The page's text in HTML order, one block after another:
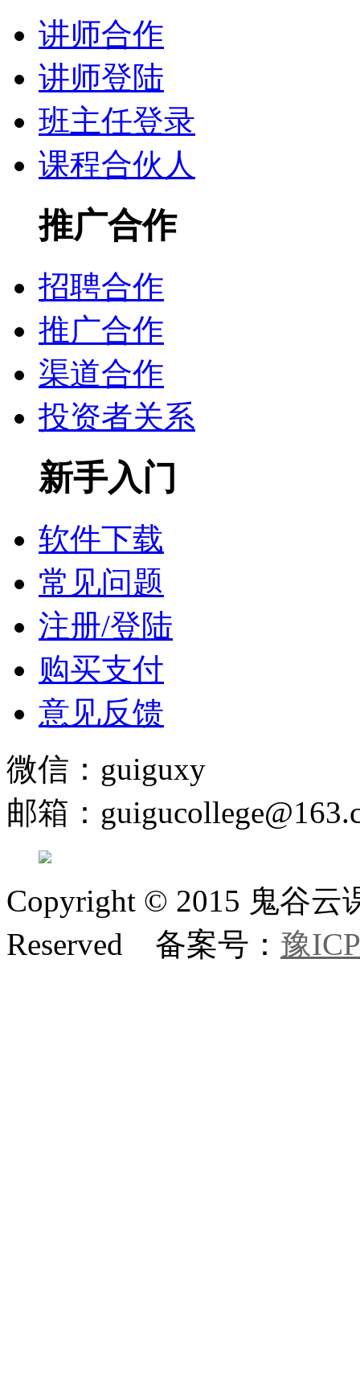
讲师合作
讲师登陆
班主任登录
课程合伙人
推广合作
招聘合作
推广合作
渠道合作
投资者关系
新手入门
软件下载
常见问题
注册/登陆
购买支付
意见反馈
微信：guiguxy
邮箱：
Copyright © 2015 鬼谷
Reserved 备案号： 豫